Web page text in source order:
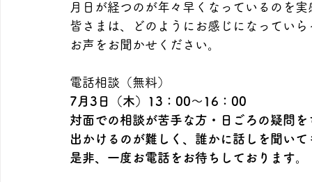
月日が経つのが年々早くなっているのを
皆さまは、どのようにお感じになってい
お声をお聞かせください。
電話相談（無料）
7月3日（木）13：00～16：00
対面での相談が苦手な方・日ごろの疑問
出かけるのが難しく、誰かに話しを聞い
是非、一度お電話をお待ちしております。